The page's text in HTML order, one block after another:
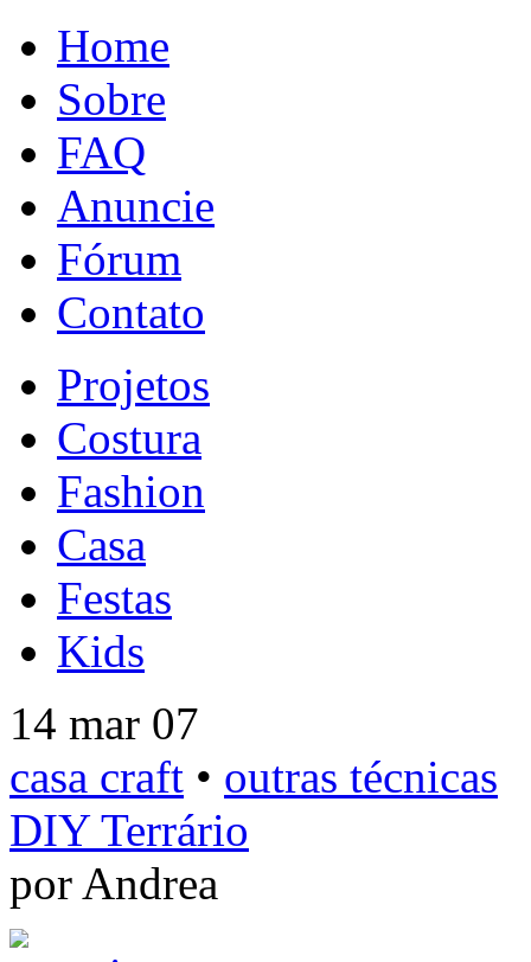
Home
Sobre
FAQ
Anuncie
Fórum
Contato
Projetos
Costura
Fashion
Casa
Festas
Kids
14 mar 07
casa craft • outras técnicas
DIY Terrário
por Andrea